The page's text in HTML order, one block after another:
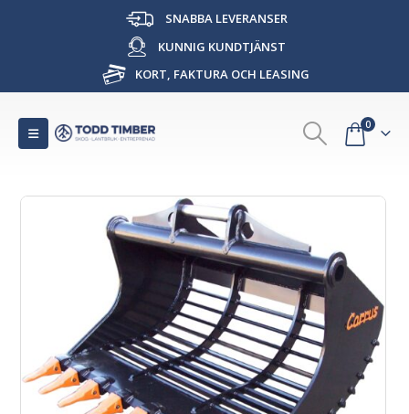
SNABBA LEVERANSER
KUNNIG KUNDTJÄNST
KORT, FAKTURA OCH LEASING
0